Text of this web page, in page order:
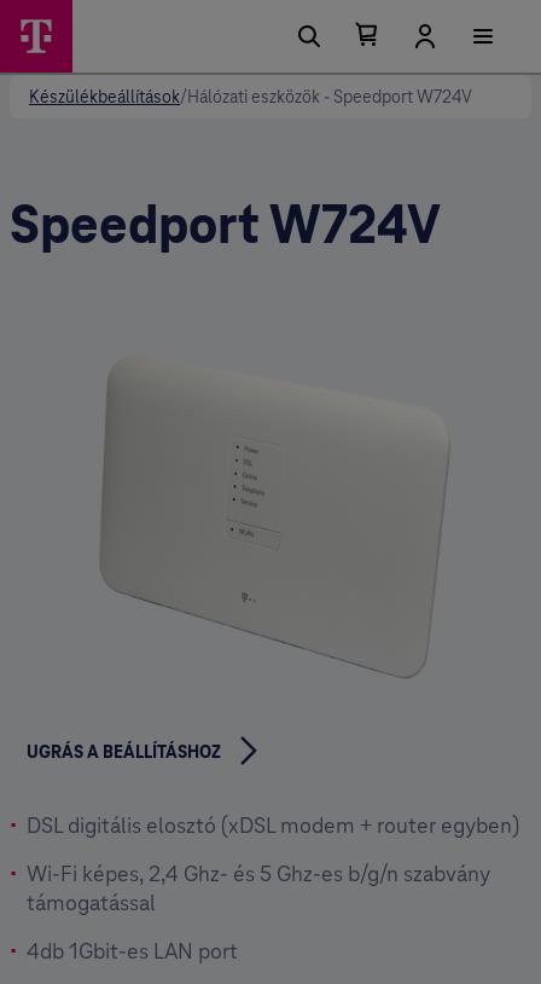
Készülékbeállítások/Hálózati eszközök - Speedport W724V
Speedport W724V
UGRÁS A BEÁLLÍTÁSHOZ
DSL digitális elosztó (xDSL modem + router egyben)
Wi-Fi képes, 2,4 Ghz- és 5 Ghz-es b/g/n szabvány
támogatással
4db 1Gbit-es LAN port